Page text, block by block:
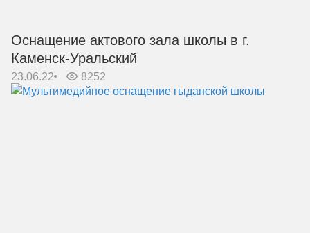
Оснащение актового зала школы в г.
Каменск-Уральский
23.06.22 8252